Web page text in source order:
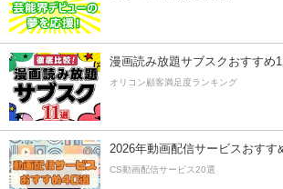
漫画読み放題サブスクおすすめ
オリコン顧客満足度ランキング
2026年動画配信サービスおすす
CS動画配信サービス20選